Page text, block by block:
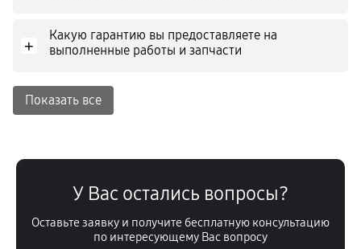
+
Какую гарантию вы предоставляете на
выполненные работы и запчасти
Показать все
У Вас остались вопросы?
Оставьте заявку и получите бесплатную консультацию
по интересующему Вас вопросу